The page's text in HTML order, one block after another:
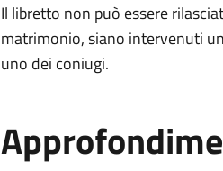
Il libretto non può essere
matrimonio, siano intervenuti
uno dei coniugi.